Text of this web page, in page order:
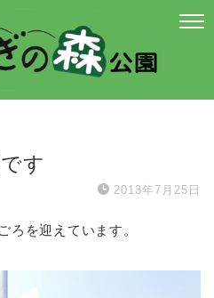
す
2013年7月25日
ろを迎えています。